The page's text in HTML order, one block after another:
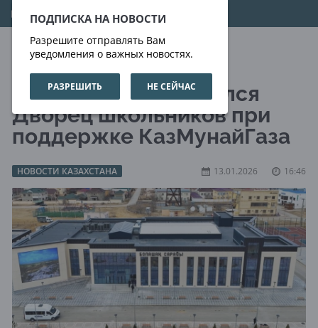
ПОДПИСКА НА НОВОСТИ
Разрешите отправлять Вам
уведомления о важных новостях.
РАЗРЕШИТЬ НЕ СЕЙЧАС
09.08.2026 09:05:21
В Жанаозене открылся
Дворец школьников при
поддержке КазМунайГаза
НОВОСТИ КАЗАХСТАНА 13.01.2026 16:46